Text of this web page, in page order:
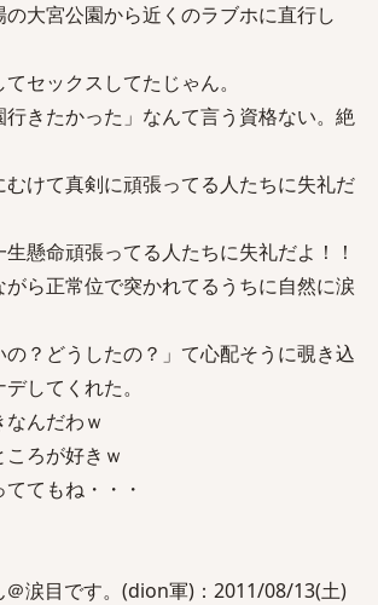
大宮公園から近くのラブホに直行し
セックスしてたじゃん。
行きたかった」なんて言う資格ない。絶
むけて真剣に頑張ってる人たちに失礼だ
懸命頑張ってる人たちに失礼だよ！！
ら正常位で突かれてるうちに自然に涙
の？どうしたの？」て心配そうに覗き込
してくれた。
んだわｗ
ろが好きｗ
てもね・・・
＠涙目です。(dion軍)：2011/08/13(土)